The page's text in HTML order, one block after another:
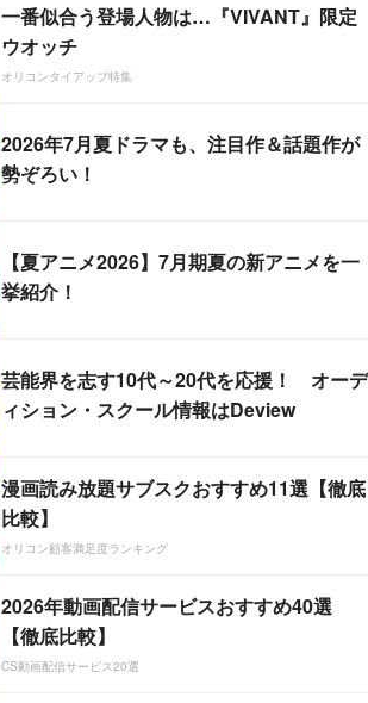
一番似合う登場人物は…『VIVANT』限定
ウオッチ
オリコンタイアップ特集
2026年7月夏ドラマも、注目作＆話題作が
勢ぞろい！
【夏アニメ2026】7月期夏の新アニメを一
挙紹介！
芸能界を志す10代～20代を応援！ オーデ
ィション・スクール情報はDeview
漫画読み放題サブスクおすすめ11選【徹底
比較】
オリコン顧客満足度ランキング
2026年動画配信サービスおすすめ40選
【徹底比較】
CS動画配信サービス20選